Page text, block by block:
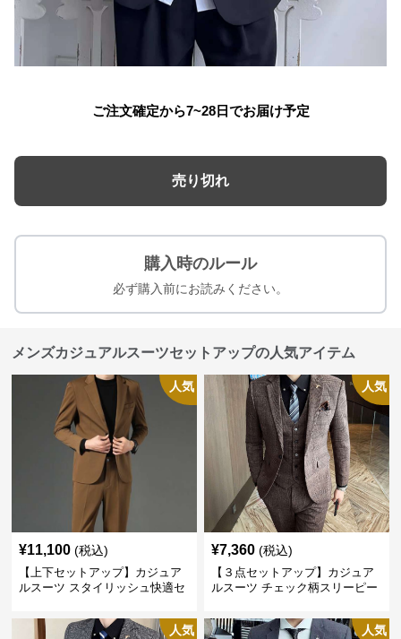
ご注文確定から7~28日でお届け予定
売り切れ
購入時のルール
必ず購入前にお読みください。
メンズカジュアルスーツセットアップの人気アイテム
人気
¥11,100 (税込)
【上下セットアップ】カジュア
ルスーツ スタイリッシュ快適セ
人気
¥7,360 (税込)
【３点セットアップ】カジュア
ルスーツ チェック柄スリーピー
人気 人気